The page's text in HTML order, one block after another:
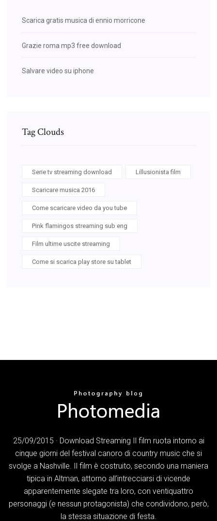
Scarica gratis musica di ennio morricone
Grazie roma mp3 free download
Salvare video su iphone
Tag Clouds
Serie tv streaming download Lillusionista film
Scaricare musica 2016
Come scaricare video da you tube
Pink flamingos streaming sub eng
Film ultime uscite streaming
Come si scarica play store su tablet
25/09/2015 · Download Streaming Il film ruota intorno ai
cinque giorni del festival canoro di country music che si
svolge a Nashville. Il film è costruito, secondo una maniera
tipica in Altman, attorno all’intrecciarsi di vicende
apparentemente slegate tra loro, con ventiquattro
personaggi (e nessun protagonista) che condividono, però,
la stessa situazione di festa.